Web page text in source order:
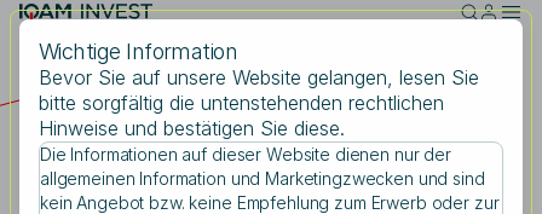
Skip to main content
Suche
Kurs-Abo
Wichtige Information
Bevor Sie auf unsere Website gelangen, lesen Sie
bitte sorgfältig die untenstehenden rechtlichen
Hinweise und bestätigen Sie diese.
Die Informationen auf dieser Website dienen nur der
allgemeinen Information und Marketingzwecken und sind
kein Angebot bzw. keine Empfehlung zum Erwerb oder zur